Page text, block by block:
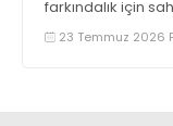
farkındalık için
mücadele ve
gösteri maçı
23 Temmuz 2026